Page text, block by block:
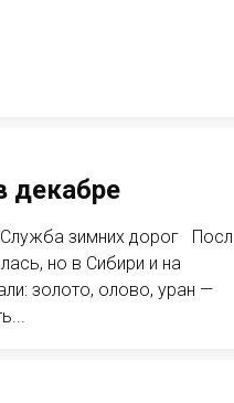
декабре
зимних дорог
но в Сибири и на
золото, олово, уран —